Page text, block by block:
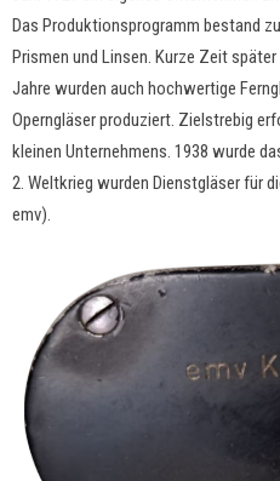
Das Produktionsprogramm bestand
Prismen und Linsen. Kurze Zeit
Jahre wurden auch hochwertige
Operngläser produziert. Zielstrebig
kleinen Unternehmens. 1938 wurde
2. Weltkrieg wurden Dienstgläser für
emv).